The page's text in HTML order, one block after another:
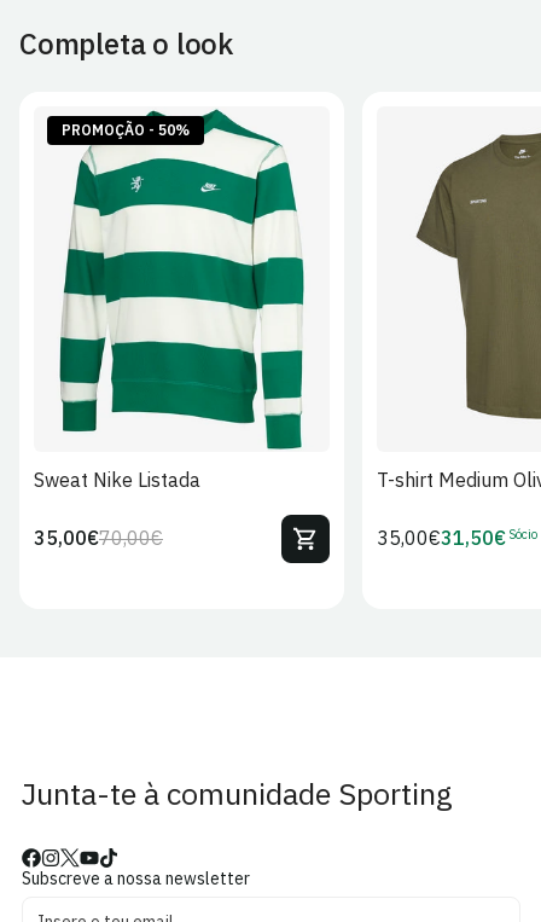
Artigos personalizados não podem ser devolvidos.
de EnvioeDevoluções
Completa o look
PROMOÇÃO - 50%
S XL 2XL
Sweat Nike Listada
Preço
70,00€Preço
35,00€
T-shirt Medium
Preço
35,00€Preço
31,50€ Sócio
Junta-te à comunidade Sporting
Subscreve a nossa newsletter